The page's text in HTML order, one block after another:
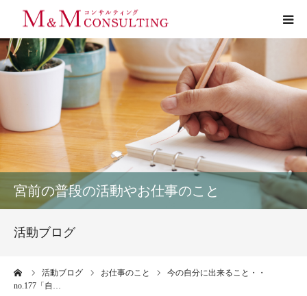
宮前の普段の活動やお仕事のこと
活動ブログ
活動ブログ お仕事のこと
今の自分に出来ること・・
no.177「自…
プロフィール
サービス
お客様の声
実績